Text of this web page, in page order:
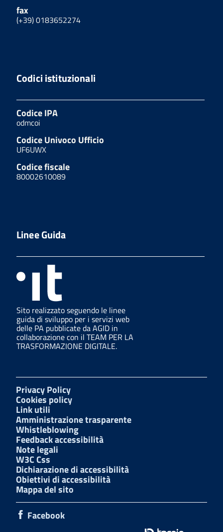
fax
(+39) 0183652274
Codici istituzionali
Codice IPA
odmcoi
Codice Univoco Ufficio
UF6UWX
Codice fiscale
80002610089
Linee Guida
Sito realizzato seguendo le linee
guida di sviluppo per i servizi web
delle PA pubblicate da AGID in
collaborazione con il TEAM PER LA
TRASFORMAZIONE DIGITALE.
Privacy Policy
Cookies policy
Link utili
Amministrazione trasparente
Whistleblowing
Feedback accessibilità
Note legali
W3C Css
Dichiarazione di accessibilità
Obiettivi di accessibilità
Mappa del sito
Facebook